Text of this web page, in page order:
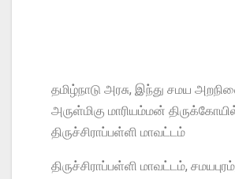
தமிழ்நாடு அரசு, இந்து சமய
அருள்மிகு மாரியம்மன்
திருச்சிராப்பள்ளி மாவட்டம்
திருச்சிராப்பள்ளி மாவட்டம்,